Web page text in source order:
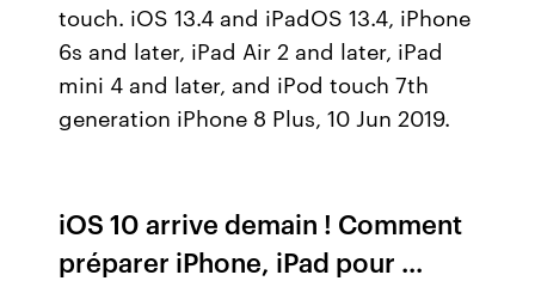
touch. iOS 13.4 and iPadOS 13.4, iPhone
6s and later, iPad Air 2 and later, iPad
mini 4 and later, and iPod touch 7th
generation iPhone 8 Plus, 10 Jun 2019.
iOS 10 arrive demain ! Comment
préparer iPhone, iPad pour ...